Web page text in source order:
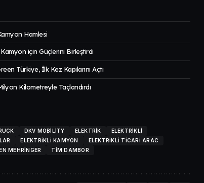
Hamlesi
için Güçlerini Birleştirdi
Türkiye, İlk Kez Kapılarını Açtı
Kilometreyle Taçlandırdı
DKV MOBILITY ELEKTRIK
ELEKTRIKLI
ELEKTRIKLI KAMYON
ELEKTRIKLI TICARI ARAC
MEHRINGER TIM DAMBOR